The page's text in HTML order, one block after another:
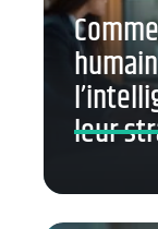
leur